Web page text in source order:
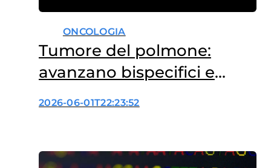
ONCOLOGIA
Tumore del polmone:
avanzano bispecifici e
anticorpi coniugati
2026-06-01T22:23:52